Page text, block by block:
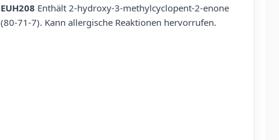
EUH208 Enthält 2-hydroxy-3-methylcyclopent-2-enone
(80-71-7). Kann allergische Reaktionen hervorrufen.